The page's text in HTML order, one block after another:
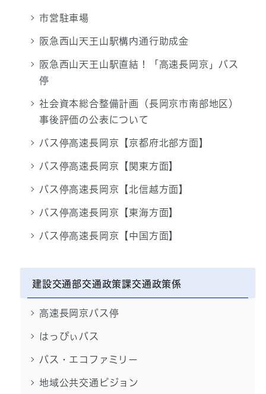
市営駐車場
阪急西山天王山駅構内通行助成金
阪急西山天王山駅直結！「高速長岡京」バス
停
社会資本総合整備計画（長岡京市南部地区）
事後評価の公表について
バス停高速長岡京【京都府北部方面】
バス停高速長岡京【関東方面】
バス停高速長岡京【北信越方面】
バス停高速長岡京【東海方面】
バス停高速長岡京【中国方面】
建設交通部交通政策課交通政策係
高速長岡京バス停
はっぴぃバス
バス・エコファミリー
地域公共交通ビジョン